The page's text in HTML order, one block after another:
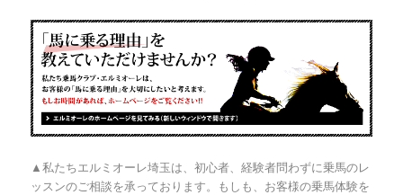
▲私たちエルミオーレ埼玉は、初心者、経験者問わずに乗馬のレ
ッスンのご相談を承っております。もしも、お客様の乗馬体験を